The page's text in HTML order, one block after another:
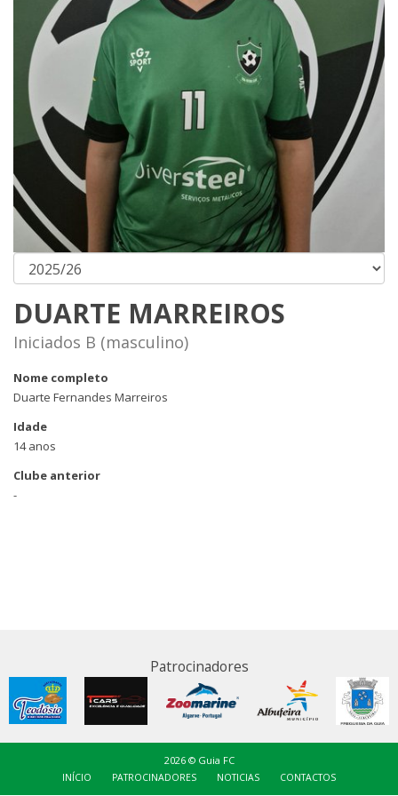
DUARTE MARREIROS
Iniciados B (masculino)
Nome completo
Duarte Fernandes Marreiros
Idade
14 anos
Clube anterior
-
Patrocinadores
2026 © Guia FC
INÍCIO PATROCINADORES NOTICIAS CONTACTOS